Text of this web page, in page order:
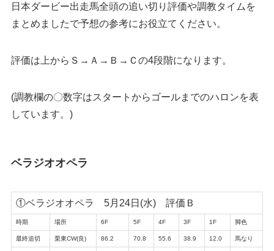
日本ダービー出走馬全頭の追い切り評価や調教タイムを
まとめましたで予想の参考にお役立てください。
評価は上からＳ→Ａ→Ｂ→Ｃの4段階になります。
(調教欄の〇数字はスタートからゴールまでのハロンを表
しています。)
ベラジオオペラ
①ベラジオオペラ 5月24日(水) 評価Ｂ
時期 場所 6F 5F 4F 3F 1F 脚色
最終追切 栗東CW(良) 86.2 70.8 55.6 38.9 12.0 馬なり